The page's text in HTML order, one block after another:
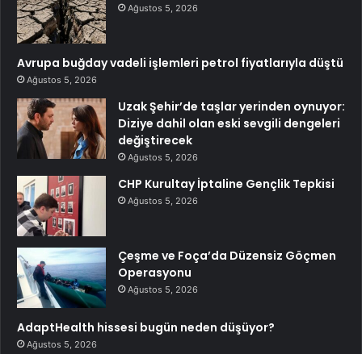
Ağustos 5, 2026
Avrupa buğday vadeli işlemleri petrol fiyatlarıyla düştü
Ağustos 5, 2026
Uzak Şehir’de taşlar yerinden oynuyor:
Diziye dahil olan eski sevgili dengeleri
değiştirecek
Ağustos 5, 2026
CHP Kurultay İptaline Gençlik Tepkisi
Ağustos 5, 2026
Çeşme ve Foça’da Düzensiz Göçmen
Operasyonu
Ağustos 5, 2026
AdaptHealth hissesi bugün neden düşüyor?
Ağustos 5, 2026